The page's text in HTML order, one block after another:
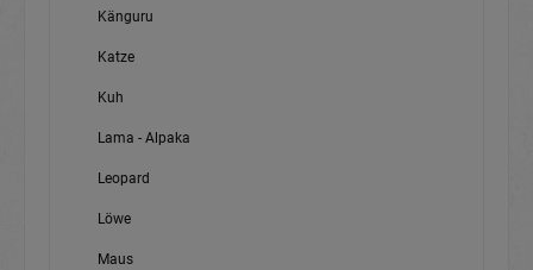
Känguru
Katze
Kuh
Lama - Alpaka
Leopard
Löwe
Maus